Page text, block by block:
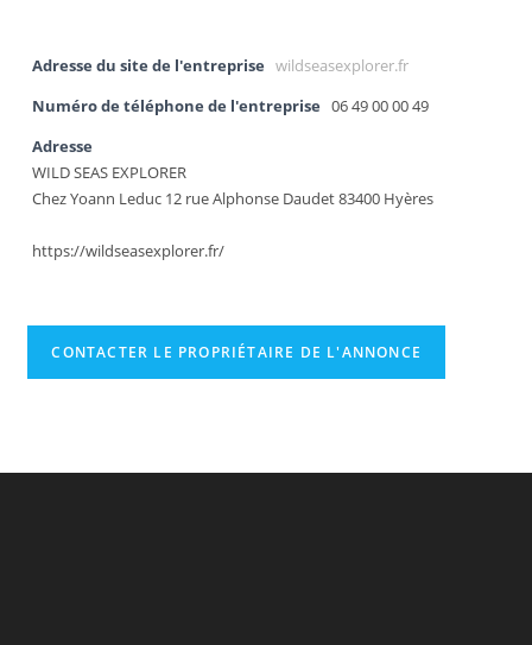
Adresse du site de l'entreprise
wildseasexplorer.fr
Numéro de téléphone de l'entreprise
06 49 00 00 49
Adresse
WILD SEAS EXPLORER
Chez Yoann Leduc 12 rue Alphonse Daudet 83400 Hyères
https://wildseasexplorer.fr/
CONTACTER LE PROPRIÉTAIRE DE L'ANNONCE